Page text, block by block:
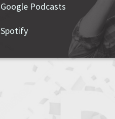
Google Podcasts
Spotify